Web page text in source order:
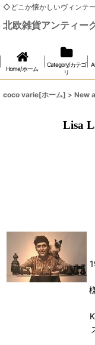
◇どこか懐かしいヴィンテ
北欧雑貨アンティ
Home/ホーム
Category/カテゴ
リ
coco varie[ホーム] > New
Lisa